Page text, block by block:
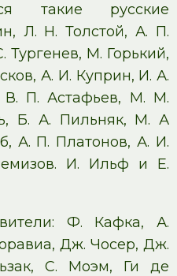
такие русские
Л. Н. Толстой, А. П.
Тургенев, М. Горький,
А. И. Куприн, И. А.
В. П. Астафьев, М. М.
Б. А. Пильняк, М. А
А. П. Платонов, А. И.
И. Ильф и Е.
Ф. Кафка, А.
Дж. Чосер, Дж.
С. Моэм, Ги де